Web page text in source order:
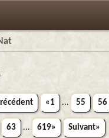
«1 ... 55 56
63 ... 619» Suivant»